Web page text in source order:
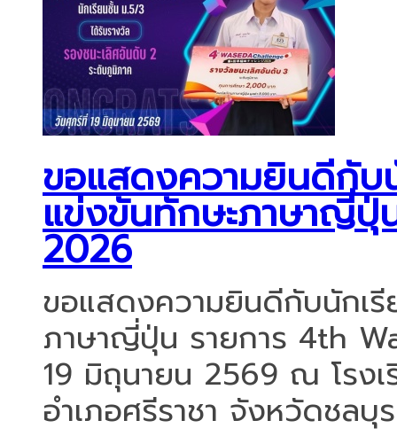
ขอแสดงความยินดีกับ
แข่งขันทักษะภาษาญี่
2026
ขอแสดงความยินดีกับนักเรี
ภาษาญี่ปุ่น รายการ 4th
19 มิถุนายน 2569 ณ โรง
อำเภอศรีราชา จังหวัดชลบุ